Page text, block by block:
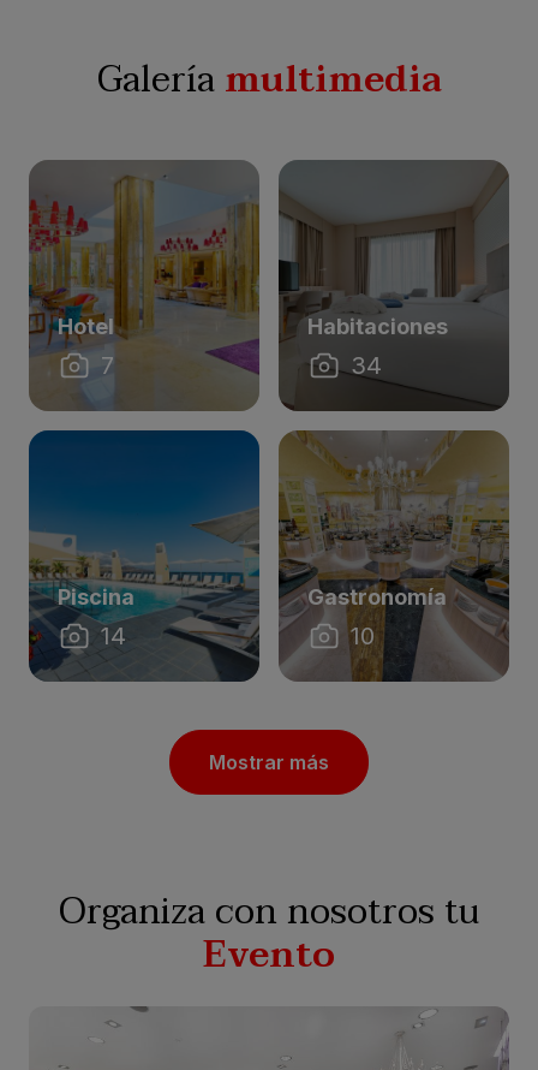
Galeríamultimedia
Hotel
7
Habitaciones
34
Piscina
14
Gastronomía
10
Mostrar más
Organiza con nosotros tu
Evento